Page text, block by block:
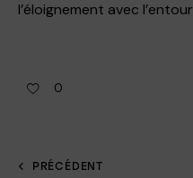
l’éloignement avec
0
PRÉCÉDENT